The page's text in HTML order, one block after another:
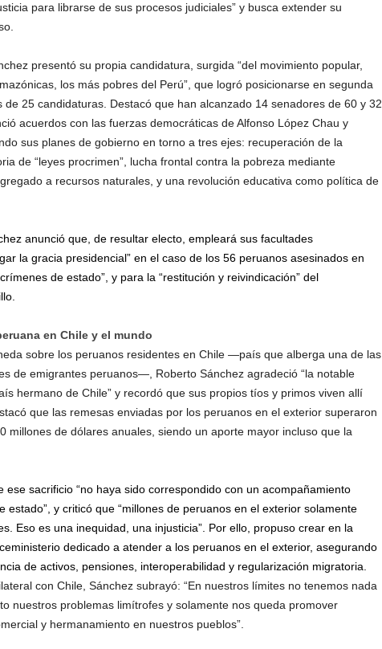
para librarse de sus procesos judiciales” y busca extender su
presentó su propia candidatura, surgida “del movimiento popular,
los más pobres del Perú”, que logró posicionarse en segunda
de 25 candidaturas. Destacó que han alcanzado 14 senadores de 60 y 32
acuerdos con las fuerzas democráticas de Alfonso López Chau y
sus planes de gobierno en torno a tres ejes: recuperación de la
de “leyes procrimen”, lucha frontal contra la pobreza mediante
a recursos naturales, y una revolución educativa como política de
anunció que, de resultar electo, empleará sus facultades
la gracia presidencial” en el caso de los 56 peruanos asesinados en
de estado”, y para la “restitución y reivindicación” del
en Chile y el mundo
sobre los peruanos residentes en Chile —país que alberga una de las
de emigrantes peruanos—, Roberto Sánchez agradeció “la notable
hermano de Chile” y recordó que sus propios tíos y primos viven allí
que las remesas enviadas por los peruanos en el exterior superaron
millones de dólares anuales, siendo un aporte mayor incluso que la
ese sacrificio “no haya sido correspondido con un acompañamiento
estado”, y criticó que “millones de peruanos en el exterior solamente
Eso es una inequidad, una injusticia”. Por ello, propuso crear en la
dedicado a atender a los peruanos en el exterior, asegurando
de activos, pensiones, interoperabilidad y regularización migratoria.
con Chile, Sánchez subrayó: “En nuestros límites no tenemos nada
nuestros problemas limítrofes y solamente nos queda promover
y hermanamiento en nuestros pueblos”.